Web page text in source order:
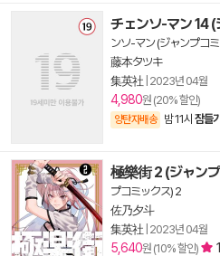
チェンソ-マン 14
ンソ-マン (ジャンプコ
藤本タツキ
集英社 2023년 04월
4,980원 (20% 할인)
양탄자배송 밤 11시 잠들
極樂街 2 (ジャン
プコミックス) 2
佐乃夕斗
集英社 2023년 04월
5,640원 (10% 할인)